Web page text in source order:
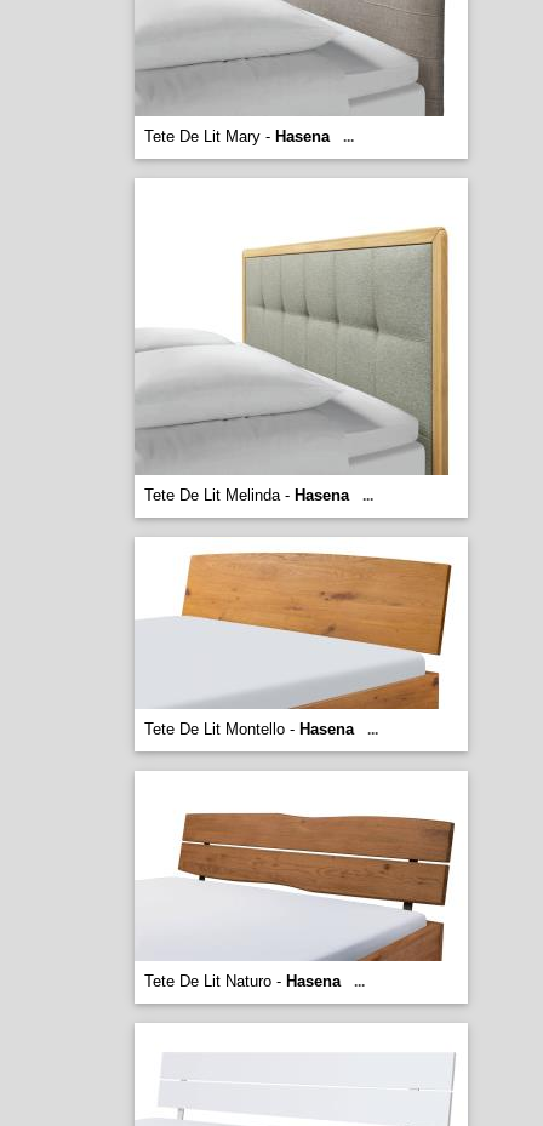
Tete De Lit Mary - Hasena ...
Tete De Lit Melinda - Hasena ...
Tete De Lit Montello - Hasena ...
Tete De Lit Naturo - Hasena ...